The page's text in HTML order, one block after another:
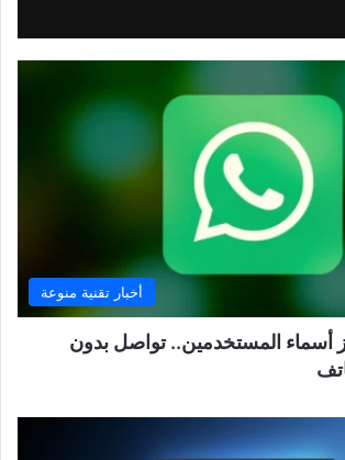
أخبار تقنية منوعة
أسماء المستخدمين.. تواصل بدون